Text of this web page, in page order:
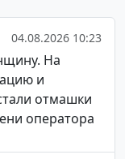
04.08.2026 10:23
На
и
отмашки
оператора